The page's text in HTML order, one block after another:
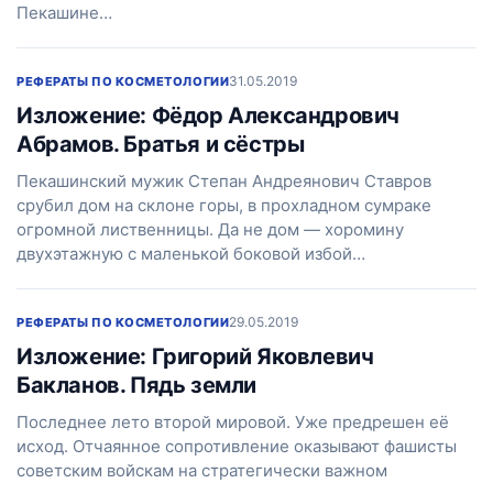
Пекашине…
РЕФЕРАТЫ ПО КОСМЕТОЛОГИИ31.05.2019
Изложение: Фёдор Александрович
Абрамов. Братья и сёстры
Пекашинский мужик Степан Андреянович Ставров
срубил дом на склоне горы, в прохладном сумраке
огромной лиственницы. Да не дом — хоромину
двухэтажную с маленькой боковой избой…
РЕФЕРАТЫ ПО КОСМЕТОЛОГИИ29.05.2019
Изложение: Григорий Яковлевич
Бакланов. Пядь земли
Последнее лето второй мировой. Уже предрешен её
исход. Отчаянное сопротивление оказывают фашисты
советским войскам на стратегически важном